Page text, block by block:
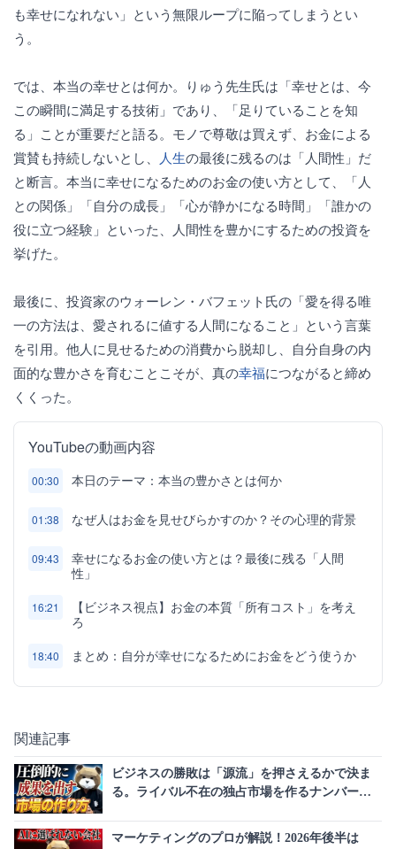
も幸せになれない」という無限ループに陥ってしまうとい
う。
では、本当の幸せとは何か。りゅう先生氏は「幸せとは、今
この瞬間に満足する技術」であり、「足りていることを知
る」ことが重要だと語る。モノで尊敬は買えず、お金による
賞賛も持続しないとし、
人生の最後に残るのは「人間性」だ
と断言。本当に幸せになるためのお金の使い方として、「人
との関係」「自分の成長」「心が静かになる時間」「誰かの
役に立つ経験」といった、人間性を豊かにするための投資を
挙げた。
最後に、投資家のウォーレン・バフェット氏の「愛を得る唯
一の方法は、愛されるに値する人間になること」という言葉
を引用。他人に見せるための消費から脱却し、自分自身の内
面的な豊かさを育むことこそが、真の幸福につながると締め
くくった。
YouTubeの動画内容
00:30 本日のテーマ：本当の豊かさとは何か
01:38 なぜ人はお金を見せびらかすのか？その心理的背景
09:43
幸せになるお金の使い方とは？最後に残る「人間
性」
16:21
【ビジネス視点】お金の本質「所有コスト」を考え
ろ
18:40 まとめ：自分が幸せになるためにお金をどう使うか
関連記事
ビジネスの勝敗は「源流」を押さえるかで決ま
る。ライバル不在の独占市場を作るナンバーワ
マーケティングのプロが解説！2026年後半は